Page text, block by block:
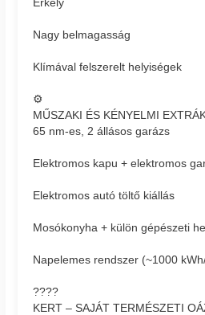
Nagy belmagasság
Klímával felszerelt helyiségek
⚙️
MŰSZAKI ÉS KÉNYELMI
65 nm-es, 2 állásos garázs
Elektromos kapu + elektromos
Elektromos autó töltő kiállás
Mosókonyha + külön gépészeti
Napelemes rendszer (~1000
????
KERT – SAJÁT TERMÉSZETI